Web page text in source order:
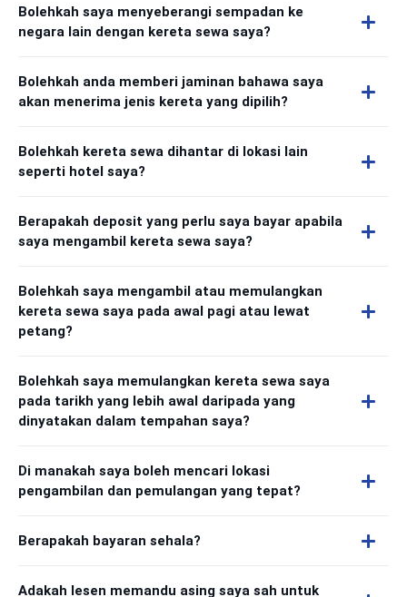
Bolehkah saya menyeberangi sempadan ke
negara lain dengan kereta sewa saya?
Bolehkah anda memberi jaminan bahawa saya
akan menerima jenis kereta yang dipilih?
Bolehkah kereta sewa dihantar di lokasi lain
seperti hotel saya?
Berapakah deposit yang perlu saya bayar apabila
saya mengambil kereta sewa saya?
Bolehkah saya mengambil atau memulangkan
kereta sewa saya pada awal pagi atau lewat
petang?
Bolehkah saya memulangkan kereta sewa saya
pada tarikh yang lebih awal daripada yang
dinyatakan dalam tempahan saya?
Di manakah saya boleh mencari lokasi
pengambilan dan pemulangan yang tepat?
Berapakah bayaran sehala?
Adakah lesen memandu asing saya sah untuk